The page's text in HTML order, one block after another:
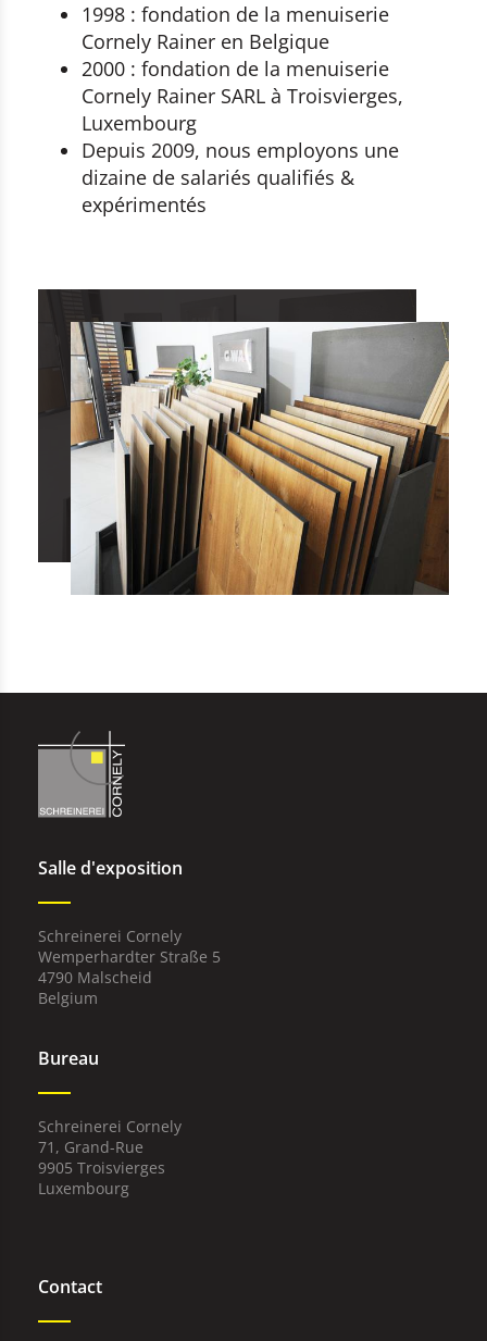
1998 : fondation de la menuiserie
Cornely Rainer en Belgique
2000 : fondation de la menuiserie
Cornely Rainer SARL à Troisvierges,
Luxembourg
Depuis 2009, nous employons une
dizaine de salariés qualifiés &
expérimentés
Salle d'exposition
Schreinerei Cornely
Wemperhardter Straße 5
4790 Malscheid
Belgium
Bureau
Schreinerei Cornely
71, Grand-Rue
9905 Troisvierges
Luxembourg
Contact